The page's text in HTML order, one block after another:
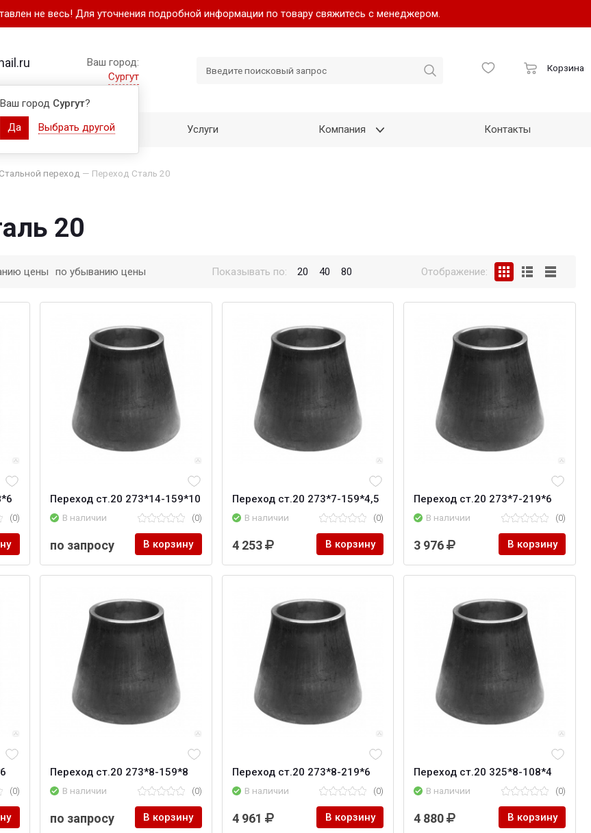
не весь! Для уточнения подробной информации по товару свяжитесь с менеджером.
Ваш город:
Сургут
Ваш город Сургут?
Да
Выбрать другой
Корзина
Как купить Услуги Компания Контакты
Стальной переход — Переход Сталь 20
20
цены по убыванию цены Показывать по: 20 40 80 Отображение:
(0)
Переход ст.20 273*14-159*10
В наличии (0)
по запросу В корзину
Переход ст.20 273*7-159*4,5
В наличии (0)
4 253 В корзину
Переход ст.20 273*7-219*6
В наличии (0)
3 976 В корзину
(0)
Переход ст.20 273*8-159*8
В наличии (0)
по запросу В корзину
Переход ст.20 273*8-219*6
В наличии (0)
4 961 В корзину
Переход ст.20 325*8-108*4
В наличии (0)
4 880 В корзину